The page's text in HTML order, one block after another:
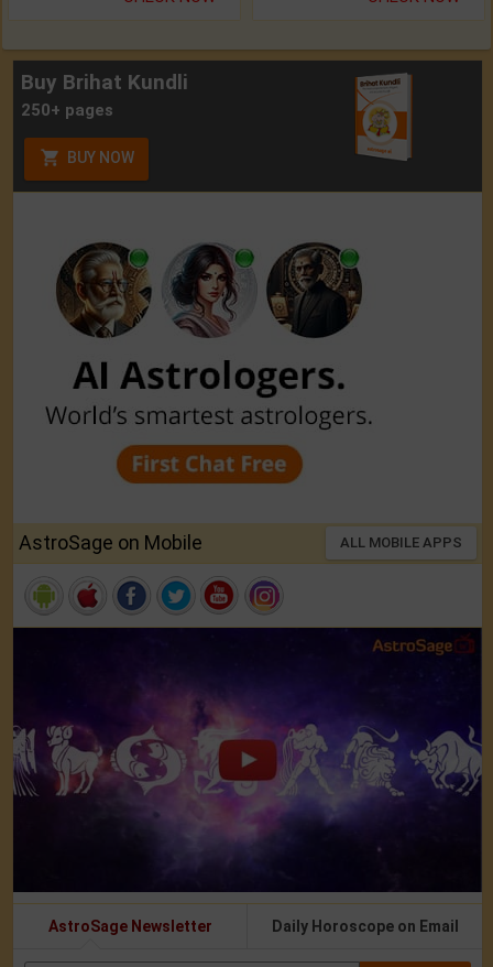
Buy Brihat Kundli
250+ pages
BUY NOW
AstroSage on Mobile ALL MOBILE APPS
AstroSage Newsletter Daily Horoscope on Email